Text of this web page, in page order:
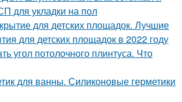
для укладки на пол
для детских площадок. Лучшие
для детских площадок в 2022 году
угол потолочного плинтуса. Что
для ванны. Силиконовые герметики